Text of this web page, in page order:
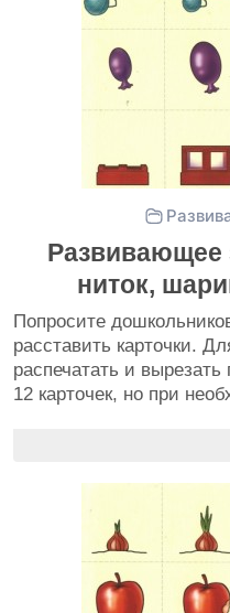
Развивающее
ниток,
Попросите
расставить карточки.
распечатать и вырезать
12 карточек, но при